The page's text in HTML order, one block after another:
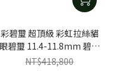
彩碧璽 超頂級 彩虹拉絲貓
眼碧璽 11.4-11.8mm 碧璽
手珠
NT$418,800